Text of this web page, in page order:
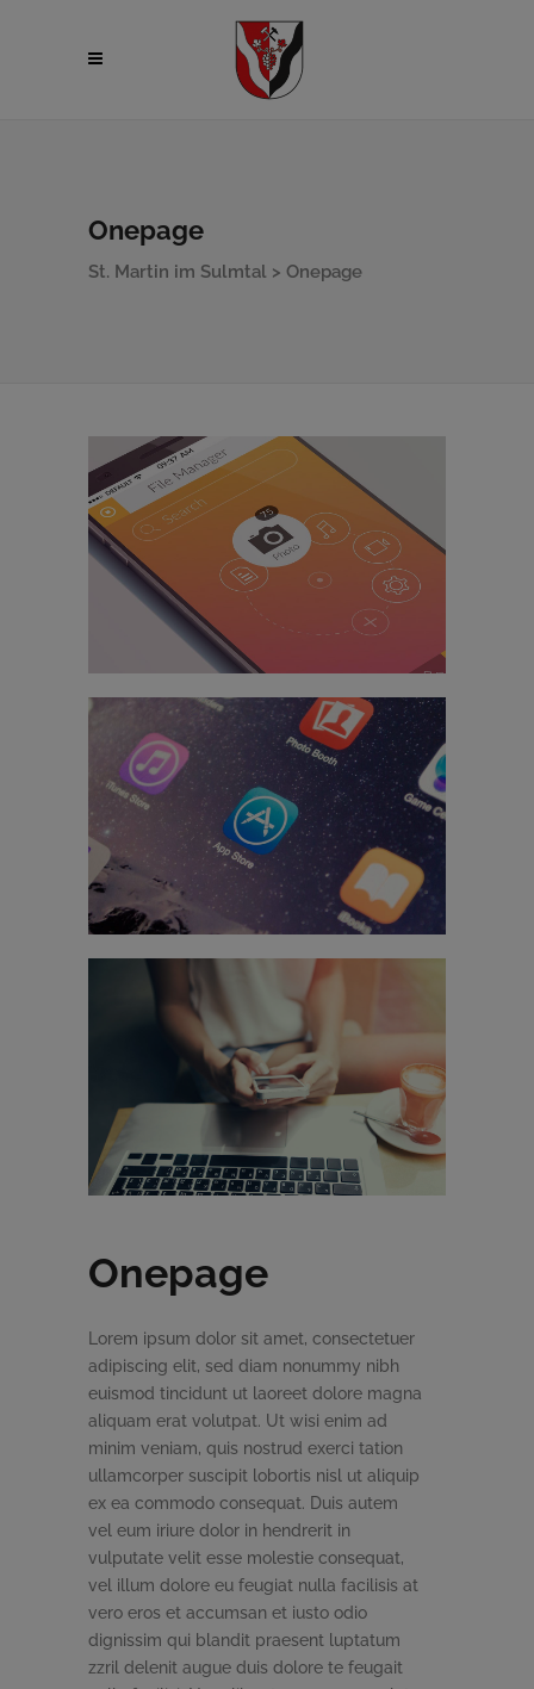
Onepage
St. Martin im Sulmtal > Onepage
Onepage
Lorem ipsum dolor sit amet, consectetuer
adipiscing elit, sed diam nonummy nibh
euismod tincidunt ut laoreet dolore magna
aliquam erat volutpat. Ut wisi enim ad
minim veniam, quis nostrud exerci tation
ullamcorper suscipit lobortis nisl ut aliquip
ex ea commodo consequat. Duis autem
vel eum iriure dolor in hendrerit in
vulputate velit esse molestie consequat,
vel illum dolore eu feugiat nulla facilisis at
vero eros et accumsan et iusto odio
dignissim qui blandit praesent luptatum
zzril delenit augue duis dolore te feugait